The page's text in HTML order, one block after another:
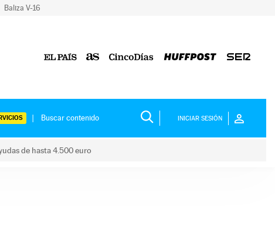
Baliza V-16
INICIAR SESIÓN
de hasta 4.500 euro